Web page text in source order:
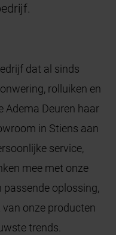
dat al sinds
rolluiken en
Adema Deuren haar
in Stiens aan
service,
mee met onze
passende oplossing,
onze producten
trends.